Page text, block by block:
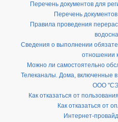
Перечень документов для
Перечень
Правила проведения
Сведения о выполнении
отношении
Можно ли самостоятельно
Телеканалы. Дома, включенные
ООО
Как отказаться от
Как отказаться от
Интернет-